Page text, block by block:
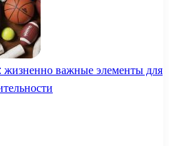
жизненно важные элементы для